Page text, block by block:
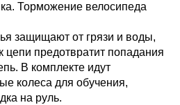
Торможение велосипеда
защищают от грязи и воды,
предотвратит попадания
В комплекте идут
колеса для обучения,
на руль.